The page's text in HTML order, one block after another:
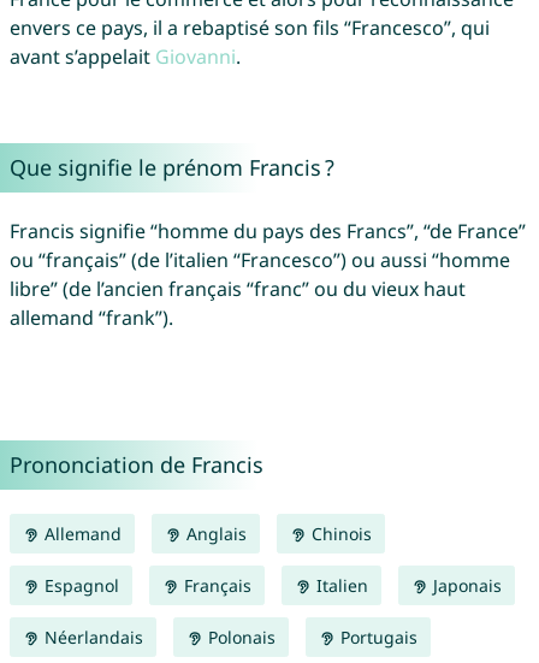
envers ce pays, il a rebaptisé son fils “Francesco”, qui
avant s’appelait Giovanni.
Que signifie le prénom Francis ?
Francis signifie “homme du pays des Francs”, “de France”
ou “français” (de l’italien “Francesco”) ou aussi “homme
libre” (de l’ancien français “franc” ou du vieux haut
allemand “frank”).
Prononciation de Francis
Allemand Anglais Chinois
Espagnol Français Italien Japonais
Néerlandais Polonais Portugais